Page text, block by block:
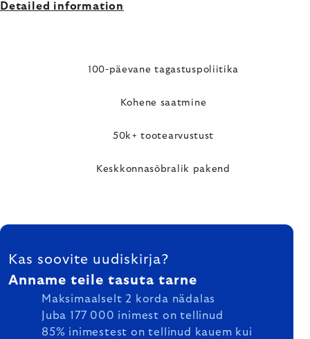
Detailed information
100-päevane tagastuspoliitika
Kohene saatmine
50k+ tootearvustust
Keskkonnasõbralik pakend
FOOTER
Kas soovite uudiskirja?
Anname teile tasuta tarne
Maksimaalselt 2 korda nädalas
Juba 177 000 inimest on tellinud
85% inimestest on tellinud kauem kui